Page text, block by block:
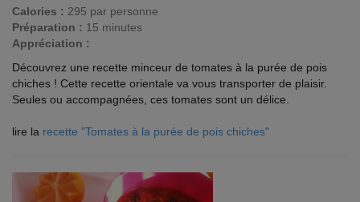
Calories : 295 par personne
Préparation : 15 minutes
Appréciation :
Découvrez une recette minceur de tomates à la purée de pois
chiches ! Cette recette orientale va vous transporter de plaisir.
Seules ou accompagnées, ces tomates sont un délice.
lire la recette "Tomates à la purée de pois chiches"